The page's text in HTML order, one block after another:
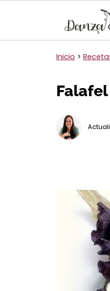
Inicio >
Falafel